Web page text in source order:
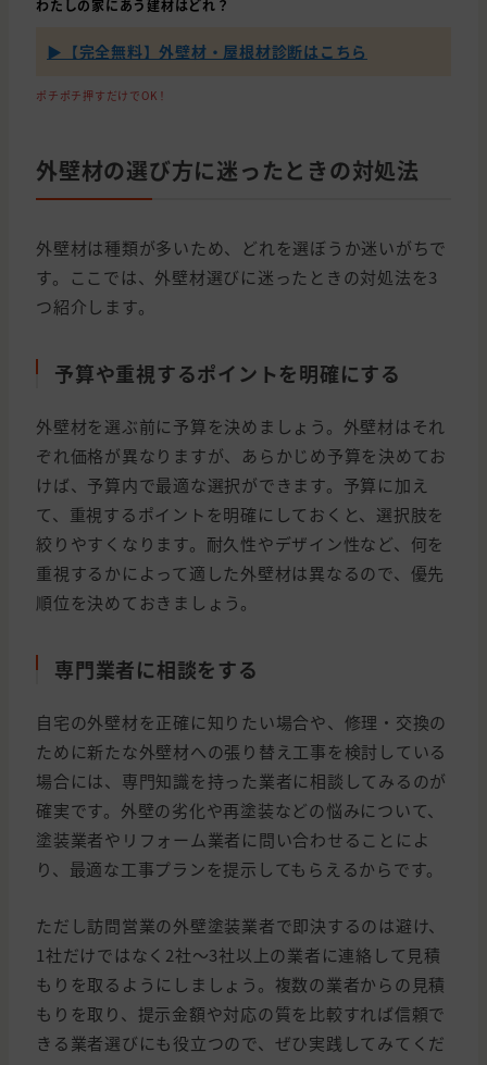
わたしの家にあう建材はどれ？
▶【完全無料】外壁材・屋根材診断はこちら
ポチポチ押すだけでOK！
外壁材の選び方に迷ったときの対処法
外壁材は種類が多いため、どれを選ぼうか迷いがちで
す。ここでは、外壁材選びに迷ったときの対処法を3
つ紹介します。
予算や重視するポイントを明確にする
外壁材を選ぶ前に予算を決めましょう。外壁材はそれ
ぞれ価格が異なりますが、あらかじめ予算を決めてお
けば、予算内で最適な選択ができます。予算に加え
て、重視するポイントを明確にしておくと、選択肢を
絞りやすくなります。耐久性やデザイン性など、何を
重視するかによって適した外壁材は異なるので、優先
順位を決めておきましょう。
専門業者に相談をする
自宅の外壁材を正確に知りたい場合や、修理・交換の
ために新たな外壁材への張り替え工事を検討している
場合には、専門知識を持った業者に相談してみるのが
確実です。外壁の劣化や再塗装などの悩みについて、
塗装業者やリフォーム業者に問い合わせることによ
り、最適な工事プランを提示してもらえるからです。
ただし訪問営業の外壁塗装業者で即決するのは避け、
1社だけではなく2社〜3社以上の業者に連絡して見積
もりを取るようにしましょう。複数の業者からの見積
もりを取り、提示金額や対応の質を比較すれば信頼で
きる業者選びにも役立つので、ぜひ実践してみてくだ